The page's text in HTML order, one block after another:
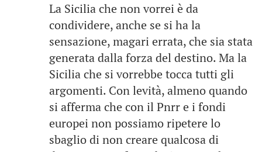
La Sicilia che non vorrei è da
condividere, anche se si ha la
sensazione, magari errata, che sia stata
generata dalla forza del destino. Ma la
Sicilia che si vorrebbe tocca tutti gli
argomenti. Con levità, almeno quando
si afferma che con il Pnrr e i fondi
europei non possiamo ripetere lo
sbaglio di non creare qualcosa di